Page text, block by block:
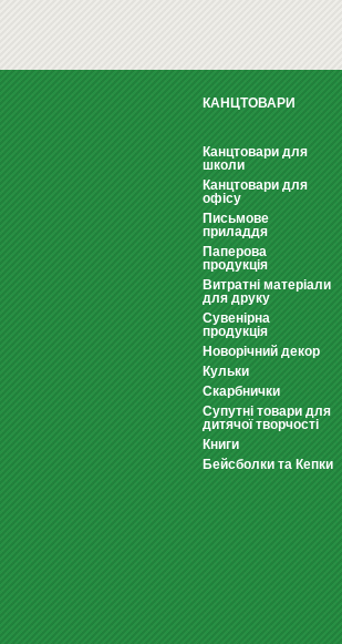
КАНЦТОВАРИ
Канцтовари для
школи
Канцтовари для
офісу
Письмове
приладдя
Паперова
продукція
Витратні матеріали
для друку
Сувенірна
продукція
Новорічний декор
Кульки
Скарбнички
Супутні товари для
дитячої творчості
Книги
Бейсболки та Кепки